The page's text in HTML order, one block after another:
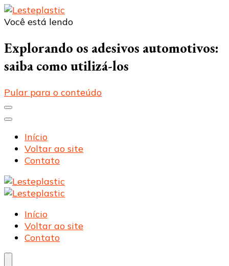
Você está lendo
Explorando os adesivos automotivos:
saiba como utilizá-los
Pular para o conteúdo
Início
Voltar ao site
Contato
Lesteplastic
Blog – Lesteplastic
Lesteplastic
Blog – Lesteplastic
Início
Voltar ao site
Contato